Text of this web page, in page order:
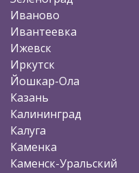
Иваново
Ивантеевка
Ижевск
Иркутск
Йошкар-Ола
Казань
Калининград
Калуга
Каменка
Каменск-Уральский